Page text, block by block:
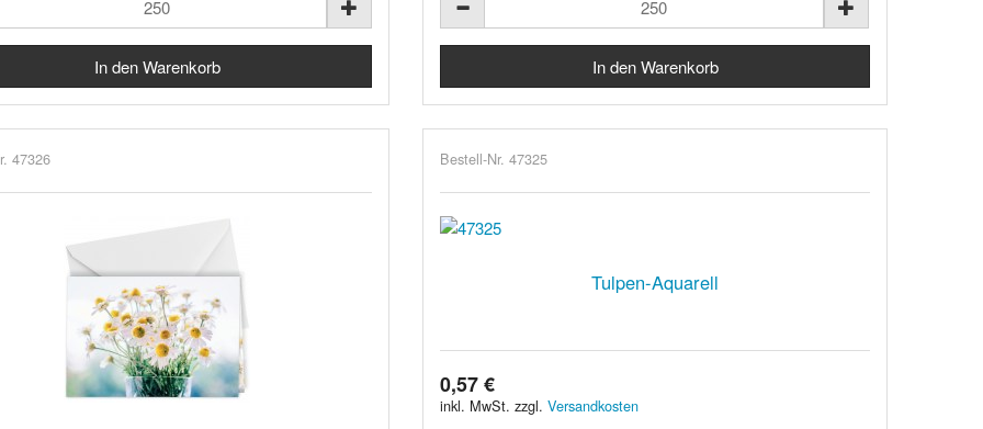
47326 Bestell-Nr. 47325
Tulpen-Aquarell
0,57 €
inkl. MwSt. zzgl.Versandkosten